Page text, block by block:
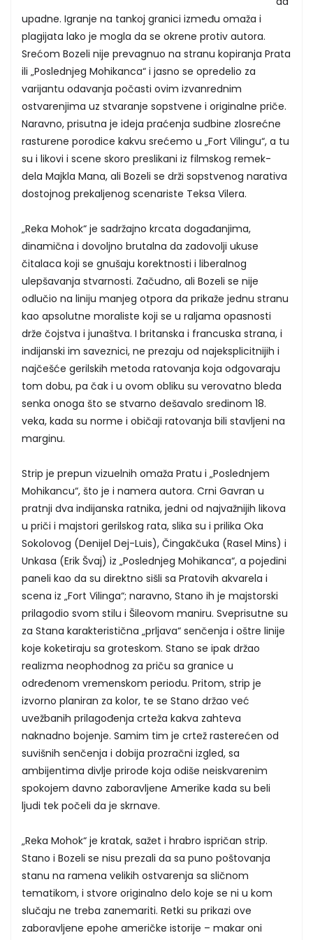
upadne. Igranje na tankoj granici između omaža i
plagijata lako je mogla da se okrene protiv autora.
Srećom Bozeli nije prevagnuo na stranu kopiranja Prata
ili „Poslednjeg Mohikanca“ i jasno se opredelio za
varijantu odavanja počasti ovim izvanrednim
ostvarenjima uz stvaranje sopstvene i originalne priče.
Naravno, prisutna je ideja praćenja sudbine zlosrećne
rasturene porodice kakvu srećemo u „Fort Vilingu“, a tu
su i likovi i scene skoro preslikani iz filmskog remek-
dela Majkla Mana, ali Bozeli se drži sopstvenog narativa
dostojnog prekaljenog scenariste Teksa Vilera.
„Reka Mohok“ je sadržajno krcata događanjima,
dinamična i dovoljno brutalna da zadovolji ukuse
čitalaca koji se gnušaju korektnosti i liberalnog
ulepšavanja stvarnosti. Začudno, ali Bozeli se nije
odlučio na liniju manjeg otpora da prikaže jednu stranu
kao apsolutne moraliste koji se u raljama opasnosti
drže čojstva i junaštva. I britanska i francuska strana, i
indijanski im saveznici, ne prezaju od najeksplicitnijih i
najčešće gerilskih metoda ratovanja koja odgovaraju
tom dobu, pa čak i u ovom obliku su verovatno bleda
senka onoga što se stvarno dešavalo sredinom 18.
veka, kada su norme i običaji ratovanja bili stavljeni na
marginu.
Strip je prepun vizuelnih omaža Pratu i „Poslednjem
Mohikancu“, što je i namera autora. Crni Gavran u
pratnji dva indijanska ratnika, jedni od najvažnijih likova
u priči i majstori gerilskog rata, slika su i prilika Oka
Sokolovog (Denijel Dej-Luis), Čingakčuka (Rasel Mins) i
Unkasa (Erik Švaj) iz „Poslednjeg Mohikanca“, a pojedini
paneli kao da su direktno sišli sa Pratovih akvarela i
scena iz „Fort Vilinga“; naravno, Stano ih je majstorski
prilagodio svom stilu i Šileovom maniru. Sveprisutne su
za Stana karakteristična „prljava“ senčenja i oštre linije
koje koketiraju sa groteskom. Stano se ipak držao
realizma neophodnog za priču sa granice u
određenom vremenskom periodu. Pritom, strip je
izvorno planiran za kolor, te se Stano držao već
uvežbanih prilagođenja crteža kakva zahteva
naknadno bojenje. Samim tim je crtež rasterećen od
suvišnih senčenja i dobija prozračni izgled, sa
ambijentima divlje prirode koja odiše neiskvarenim
spokojem davno zaboravljene Amerike kada su beli
ljudi tek počeli da je skrnave.
„Reka Mohok“ je kratak, sažet i hrabro ispričan strip.
Stano i Bozeli se nisu prezali da sa puno poštovanja
stanu na ramena velikih ostvarenja sa sličnom
tematikom, i stvore originalno delo koje se ni u kom
slučaju ne treba zanemariti. Retki su prikazi ove
zaboravljene epohe američke istorije – makar oni